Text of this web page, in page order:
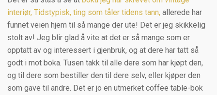
interiør, Tidstypisk, ting som tåler tidens tann, allerede har
funnet veien hjem til så mange der ute! Det er jeg skikkelig
stolt av! Jeg blir glad å vite at det er så mange som er
opptatt av og interessert i gjenbruk, og at dere har tatt så
godt i mot boka. Tusen takk til alle dere som har kjøpt den,
og til dere som bestiller den til dere selv, eller kjøper den
som gave til andre. Det er jo en utmerket coffee table-bok